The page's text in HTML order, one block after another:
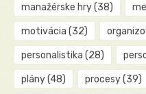
manažérske hry(38)
motivácia (32)
personalistika (28)
plány(48) procesy(39)